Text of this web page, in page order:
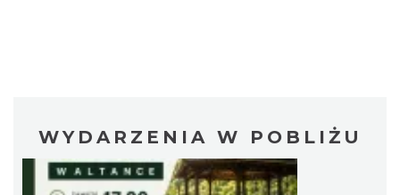
WYDARZENIA W POBLIŻU